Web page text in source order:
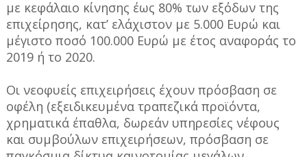
με κεφάλαιο κίνησης έως 80% των εξόδων της
επιχείρησης, κατ’ ελάχιστον με 5.000 Ευρώ και
μέγιστο ποσό 100.000 Ευρώ με έτος αναφοράς το
2019 ή το 2020.
Οι νεοφυείς επιχειρήσεις έχουν πρόσβαση σε
οφέλη (εξειδικευμένα τραπεζικά προϊόντα,
χρηματικά έπαθλα, δωρεάν υπηρεσίες νέφους
και συμβούλων επιχειρήσεων, πρόσβαση σε